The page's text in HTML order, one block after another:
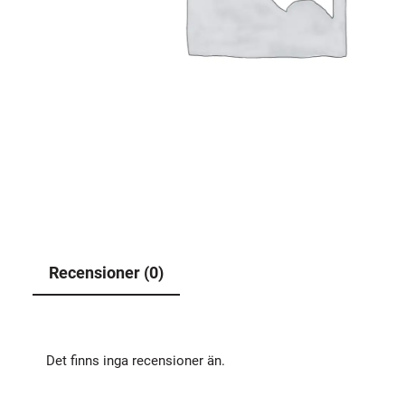
Recensioner (0)
Det finns inga recensioner än.